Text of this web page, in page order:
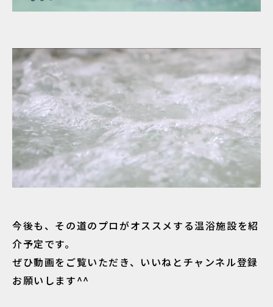
今後も、その道のプロがオススメする温浴施設を紹
介予定です。
ぜひ動画をご覧いただき、いいねとチャンネル登録
お願いします^^